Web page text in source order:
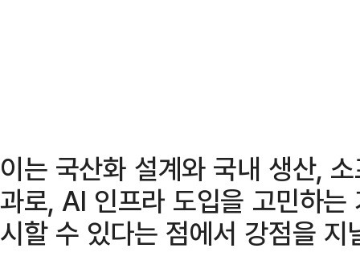
이는 국산화 설계와 국내 생산,
과로, AI 인프라 도입을 고민하
시할 수 있다는 점에서 강점을 지